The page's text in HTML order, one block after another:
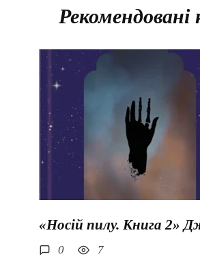
Рекомендовані
«Носій пилу. Книга 2»
0 7